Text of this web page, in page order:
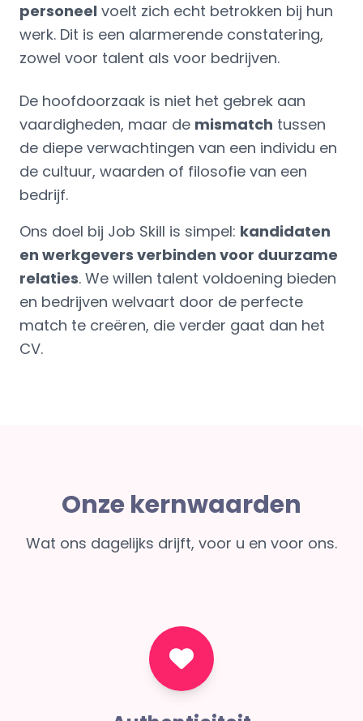
personeel voelt zich echt betrokken bij hun
werk. Dit is een alarmerende constatering,
zowel voor talent als voor bedrijven.
De hoofdoorzaak is niet het gebrek aan
vaardigheden, maar de mismatch tussen
de diepe verwachtingen van een individu en
de cultuur, waarden of filosofie van een
bedrijf.
Ons doel bij Job Skill is simpel: kandidaten
en werkgevers verbinden voor duurzame
relaties. We willen talent voldoening bieden
en bedrijven welvaart door de perfecte
match te creëren, die verder gaat dan het
CV.
Onze kernwaarden
Wat ons dagelijks drijft, voor u en voor ons.